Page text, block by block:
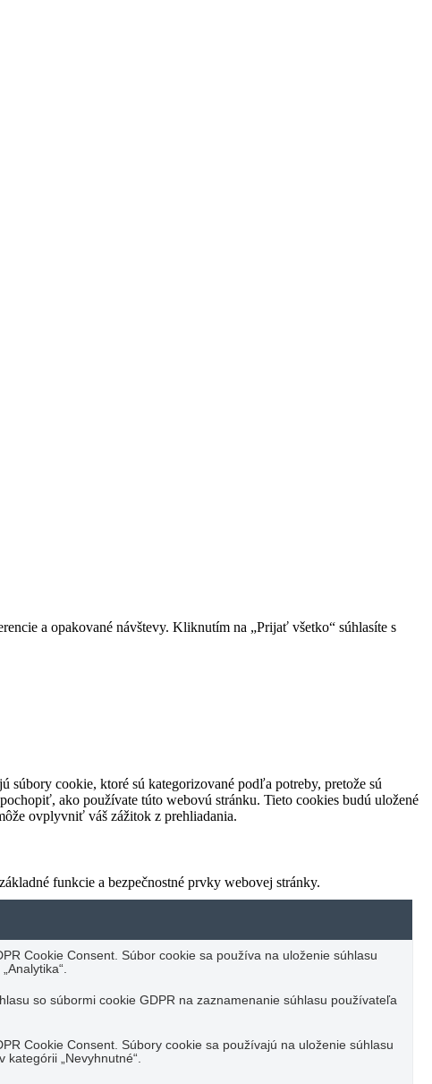
a opakované návštevy. Kliknutím na „Prijať všetko“ súhlasíte s
súbory cookie, ktoré sú kategorizované podľa potreby, pretože sú
ako používate túto webovú stránku. Tieto cookies budú uložené
ovplyvniť váš zážitok z prehliadania.
funkcie a bezpečnostné prvky webovej stránky.
Cookie Consent. Súbor cookie sa používa na uloženie súhlasu
so súbormi cookie GDPR na zaznamenanie súhlasu používateľa
Cookie Consent. Súbory cookie sa používajú na uloženie súhlasu
„Nevyhnutné“.